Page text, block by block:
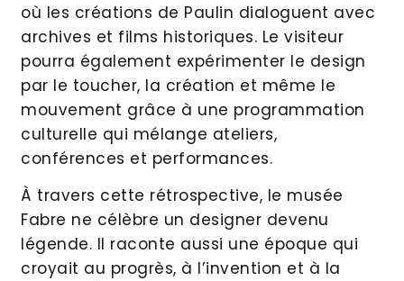
où les créations de Paulin dialoguent avec
archives et films historiques. Le visiteur
pourra également expérimenter le design
par le toucher, la création et même le
mouvement grâce à une programmation
culturelle qui mélange ateliers,
conférences et performances.
À travers cette rétrospective, le musée
Fabre ne célèbre un designer devenu
légende. Il raconte aussi une époque qui
croyait au progrès, à l’invention et à la